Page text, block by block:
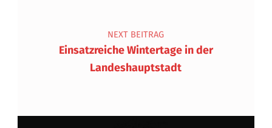
NEXT BEITRAG
Einsatzreiche Wintertage in der
Landeshauptstadt